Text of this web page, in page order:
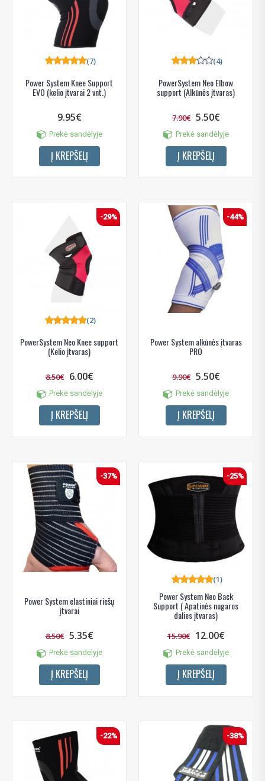
Power System Knee Support
EVO (kelio įtvarai 2 vnt.)
(7)
9.95€
Prekė sandėlyje
Į KREPŠELĮ
PowerSystem Neo Elbow
support (Alkūnės įtvaras)
(4)
7.90€ 5.50€
Prekė sandėlyje
Į KREPŠELĮ
-29%
PowerSystem Neo Knee support
(Kelio įtvaras)
(2)
8.50€ 6.00€
Prekė sandėlyje
Į KREPŠELĮ
-44%
Power System alkūnės įtvaras
PRO
9.90€ 5.50€
Prekė sandėlyje
Į KREPŠELĮ
-37%
Power System elastiniai riešų
įtvarai
8.50€ 5.35€
Prekė sandėlyje
Į KREPŠELĮ
-25%
Power System Neo Back
Support ( Apatinės nugaros
dalies įtvaras)
(1)
15.90€ 12.00€
Prekė sandėlyje
Į KREPŠELĮ
-22% -38%